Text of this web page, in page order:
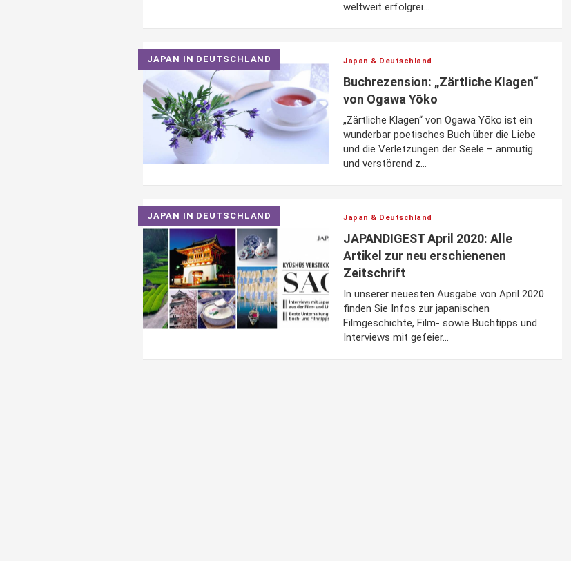
weltweit erfolgrei...
JAPAN IN DEUTSCHLAND Japan & Deutschland
Buchrezension: „Zärtliche Klagen“
von Ogawa Yōko
„Zärtliche Klagen“ von Ogawa Yōko ist ein
wunderbar poetisches Buch über die Liebe
und die Verletzungen der Seele – anmutig
und verstörend z...
JAPAN IN DEUTSCHLAND Japan & Deutschland
JAPANDIGEST April 2020: Alle
Artikel zur neu erschienenen
Zeitschrift
In unserer neuesten Ausgabe von April 2020
finden Sie Infos zur japanischen
Filmgeschichte, Film- sowie Buchtipps und
Interviews mit gefeier...